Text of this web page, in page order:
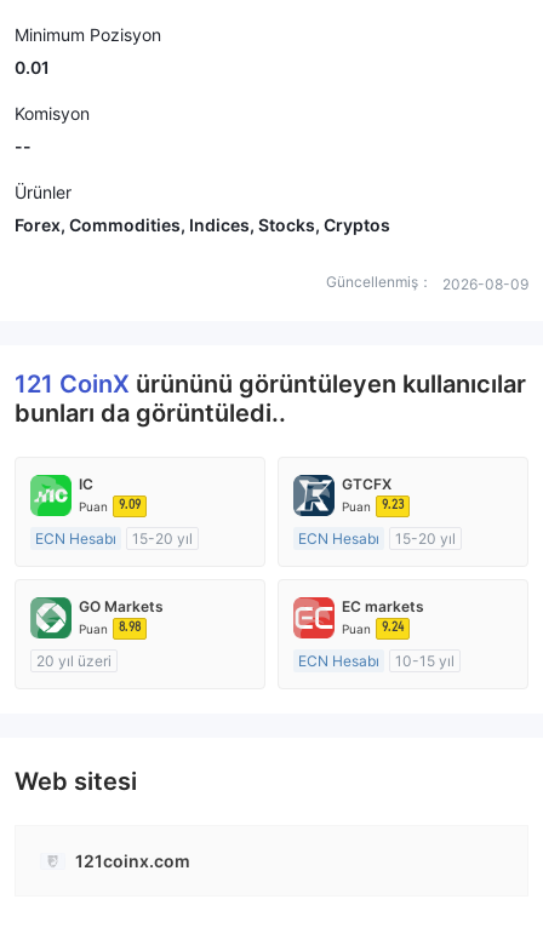
Minimum Pozisyon
0.01
Komisyon
--
Ürünler
Forex, Commodities, Indices, Stocks, Cryptos
Güncellenmiş： 2026-08-09
121 CoinX ürününü görüntüleyen kullanıcılar
bunları da görüntüledi..
IC
Puan 9.09
ECN Hesabı
15-20 yıl
Pazar Yapıcılık (MM)
MT4 Tam Lisans
GTCFX
Puan 9.23
ECN Hesabı
15-20 yıl
Pazar Yapıcılık (MM)
MT4 Tam Lisans
GO Markets
Puan 8.98
20 yıl üzeri
EC markets
Puan 9.24
ECN Hesabı
10-15 yıl
Web sitesi
121coinx.com